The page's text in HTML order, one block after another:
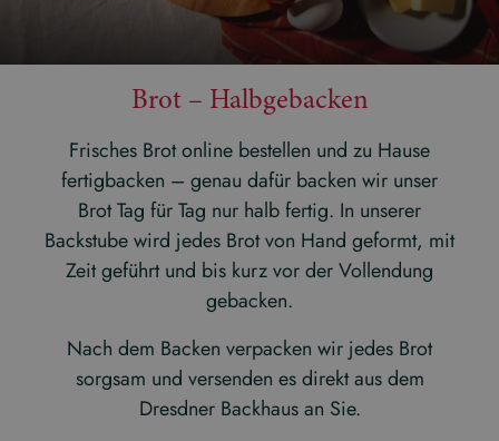
Brot – Halbgebacken
Frisches Brot online bestellen und zu Hause
fertigbacken – genau dafür backen wir unser
Brot Tag für Tag nur halb fertig. In unserer
Backstube wird jedes Brot von Hand geformt, mit
Zeit geführt und bis kurz vor der Vollendung
gebacken.
Nach dem Backen verpacken wir jedes Brot
sorgsam und versenden es direkt aus dem
Dresdner Backhaus an Sie.